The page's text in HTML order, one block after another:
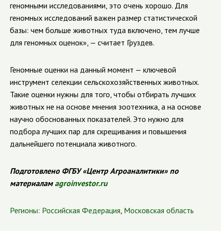
геномными исследованиями, это очень хорошо. Для
геномных исследований важен размер статистической
базы: чем больше животных туда включено, тем лучше
для геномных оценок», — считает Груздев.
Геномные оценки на данный момент — ключевой
инструмент селекции сельскохозяйственных животных.
Такие оценки нужны для того, чтобы отбирать лучших
животных не на основе мнения зоотехника, а на основе
научно обоснованных показателей. Это нужно для
подбора лучших пар для скрещивания и повышения
дальнейшего потенциала животного.
Подготовлено ФГБУ «Центр Агроаналитики» по
материаламagroinvestor.ru
Регионы: Российская Федерация, Московская область